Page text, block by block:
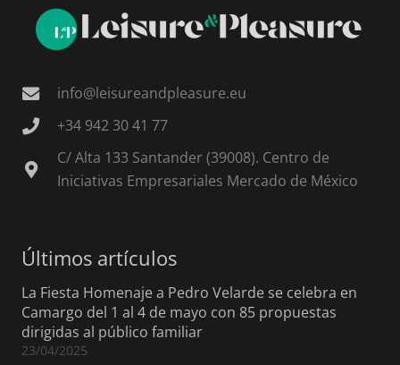
info@leisureandpleasure.eu
+34 942 30 41 77
C/ Alta 133 Santander (39008). Centro de
Iniciativas Empresariales Mercado de México
Últimos artículos
La Fiesta Homenaje a Pedro Velarde se celebra en
Camargo del 1 al 4 de mayo con 85 propuestas
dirigidas al público familiar
23/04/2025